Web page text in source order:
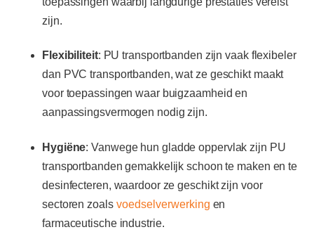
zijn.
Flexibiliteit: PU transportbanden zijn vaak flexibeler
dan PVC transportbanden, wat ze geschikt maakt
voor toepassingen waar buigzaamheid en
aanpassingsvermogen nodig zijn.
Hygiëne: Vanwege hun gladde oppervlak zijn PU
transportbanden gemakkelijk schoon te maken en te
desinfecteren, waardoor ze geschikt zijn voor
sectoren zoals voedselverwerking en
farmaceutische industrie.